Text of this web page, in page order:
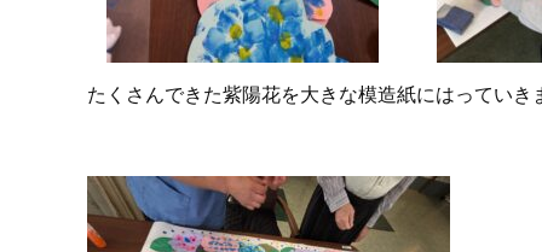
たくさんできた紫陽花を大きな模造紙にはっていき